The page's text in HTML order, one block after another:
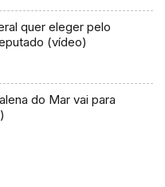
quer eleger pelo
(vídeo)
do Mar vai para